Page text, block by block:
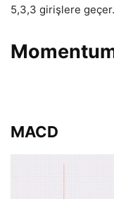
5,3,3 girişlere geçer.
MACD